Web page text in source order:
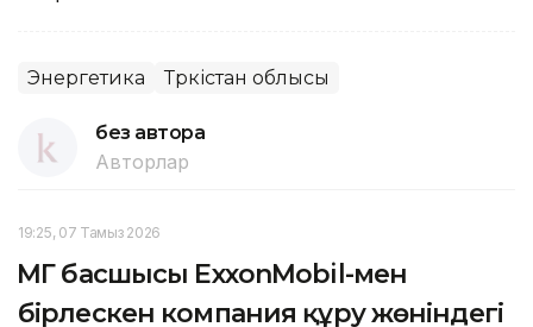
Энергетика Түркістан облысы
без автора
Авторлар
19:25, 07 Тамыз 2026
ҚМГ басшысы ExxonMobil-мен
бірлескен компания құру жөніндегі